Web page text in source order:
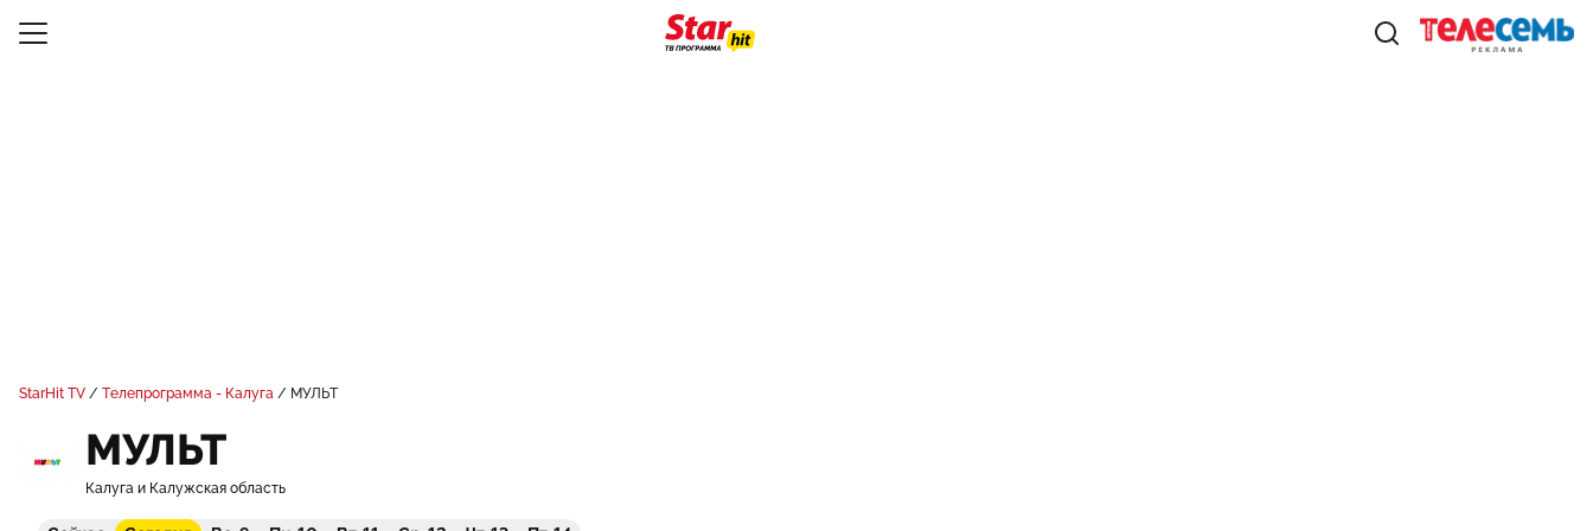
StarHit TV Телепрограмма - Калуга МУЛЬТ
МУЛЬТ
Калуга и Калужская область